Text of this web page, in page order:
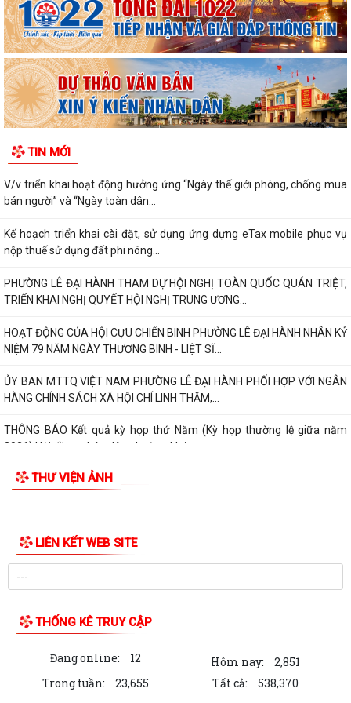
TIN MỚI
năm 2026 về Nghị định xử phạt vi phạm...
V/v thông tin về chương trình thu hồi Xe CB1000 Hornet (xe nhập
khẩu) và xe Rebel 500 & CL500 (xe...
PHƯỜNG LÊ ĐẠI HÀNH KÊU GỌI NGƯỜI DÂN TÍCH CỰC SỬ DỤNG DỊCH
VỤ CÔNG TRỰC TUYẾN
CHUYỂN ĐỔI SỐ TRONG ĐỜI SỐNG XÃ HỘI
V/v triển khai hoạt động hưởng ứng “Ngày thế giới phòng, chống mua
bán người” và “Ngày toàn dân...
Kế hoạch triển khai cài đặt, sử dụng ứng dựng eTax mobile phục vụ
nộp thuế sử dụng đất phi nông...
PHƯỜNG LÊ ĐẠI HÀNH THAM DỰ HỘI NGHỊ TOÀN QUỐC QUÁN TRIỆT,
TRIỂN KHAI NGHỊ QUYẾT HỘI NGHỊ TRUNG ƯƠNG...
HOẠT ĐỘNG CỦA HỘI CỰU CHIẾN BINH PHƯỜNG LÊ ĐẠI HÀNH NHÂN KỶ
NIỆM 79 NĂM NGÀY THƯƠNG BINH - LIỆT SĨ...
ỦY BAN MTTQ VIỆT NAM PHƯỜNG LÊ ĐẠI HÀNH PHỐI HỢP VỚI NGÂN
HÀNG CHÍNH SÁCH XÃ HỘI CHÍ LINH THĂM,...
THÔNG BÁO Kết quả kỳ họp thứ Năm (Kỳ họp thường lệ giữa năm
2026) Hội đồng nhân dân phường khóa...
THÔNG BÁO LỄ DÂNG HƯƠNG THẮP NẾN TRI ÂN CÁC ANH HÙNG LIỆT
TẬP, XÁC ĐỊNH DANH TÍNH HÀI CỐT LIỆT SĨ
NGHỊ QUYẾT Quy định nội dung chi, mức chi kinh phí bảo đảm cho
10 Nghị quyết trụ cột trong kỷ nguyên vươn mình của dân tộc
Chỉ thị số 07-CT/TW đẩy mạnh học tập, thực hành tư tưởng, đạo đức,
phương pháp, phong cách Hồ Chí...
THƯ VIỆN ẢNH